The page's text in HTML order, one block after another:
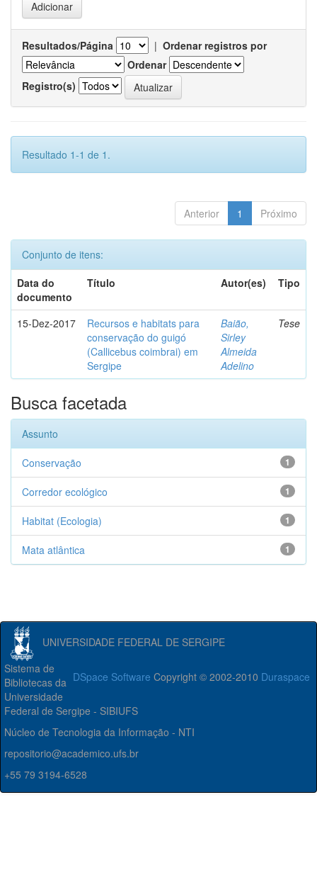
Resultados/Página | Ordenar registros por
Ordenar
Registro(s)
Resultado 1-1 de 1.
Anterior 1 Próximo
Conjunto de itens:
Data do
documento
Título Autor(es) Tipo
15-Dez-2017
Recursos e habitats para
conservação do guigó
(Callicebus coimbrai) em
Sergipe
Baião,
Sirley
Almeida
Adelino
Tese
Busca facetada
Assunto
1
Conservação
1
Corredor ecológico
1
Habitat (Ecologia)
1
Mata atlântica
UNIVERSIDADE FEDERAL DE SERGIPE
DSpace Software Copyright © 2002-2010 Duraspace
Sistema de
Bibliotecas da
Universidade
Federal de Sergipe - SIBIUFS
Núcleo de Tecnologia da Informação - NTI
repositorio@academico.ufs.br
+55 79 3194-6528